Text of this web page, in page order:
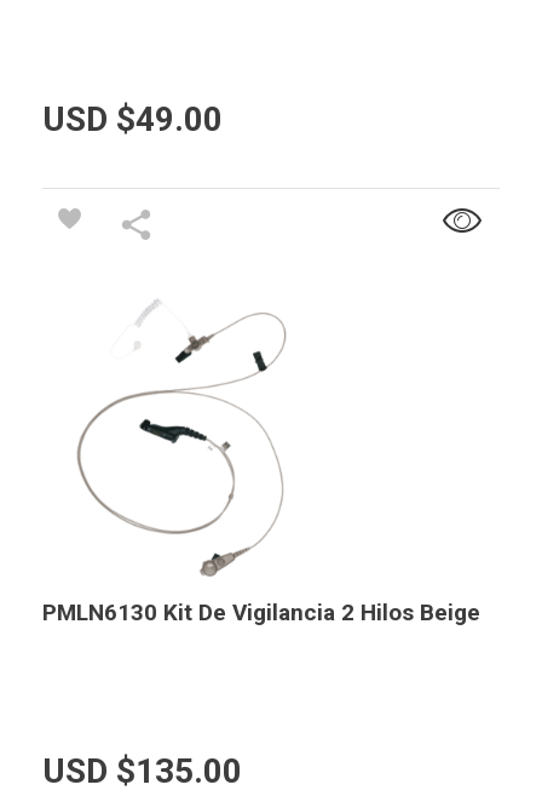
USD $49.00
PMLN6130 Kit De Vigilancia 2 Hilos Beige
USD $135.00